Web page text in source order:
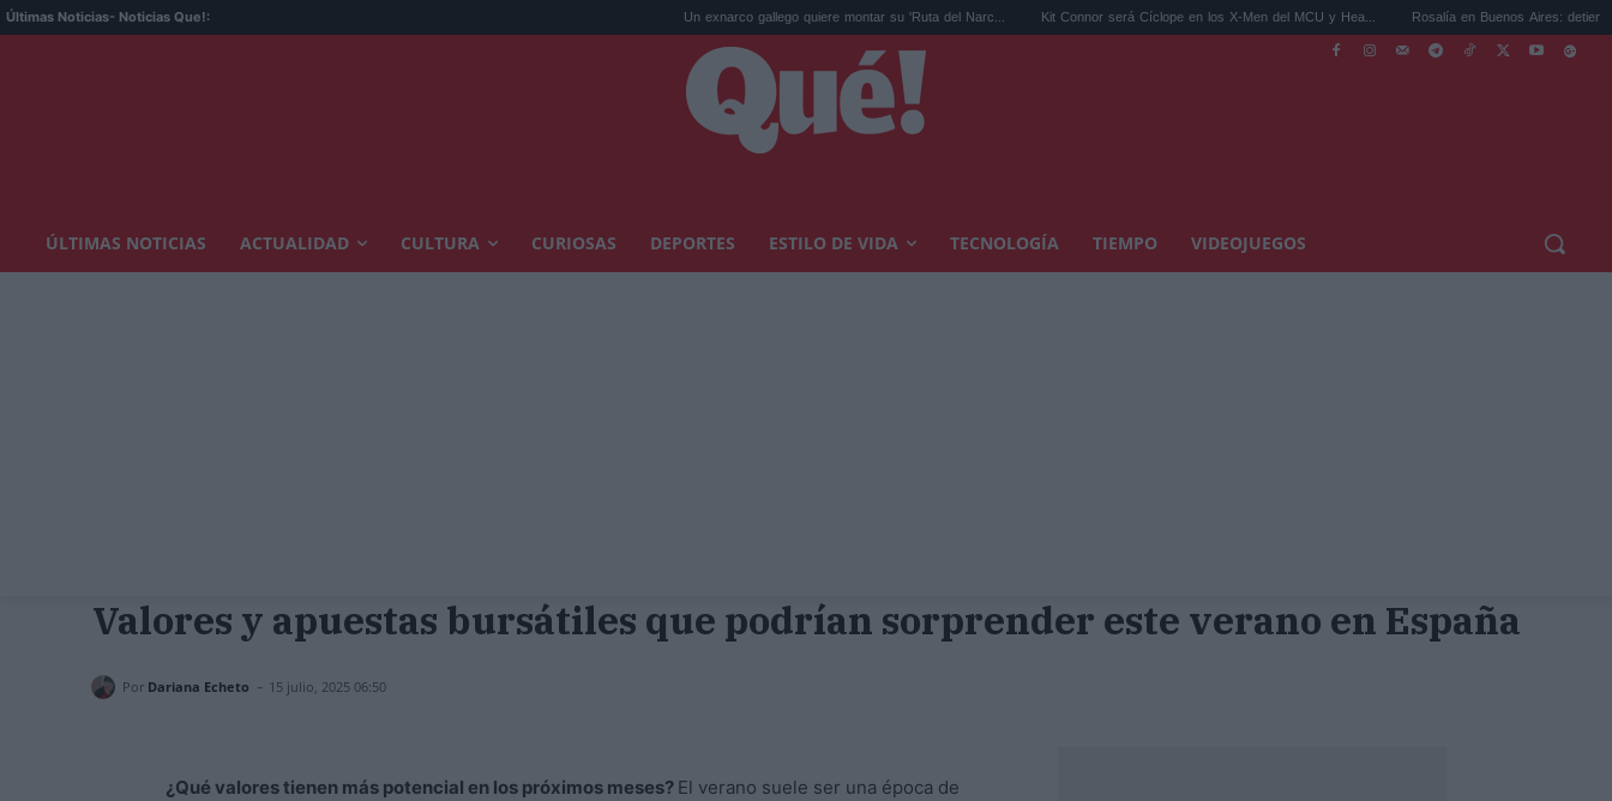
Últimas Noticias- Noticias Que!: Un exnarco gallego quiere montar su 'Ruta del Narc... Kit Connor será Cíclope en los X-Men del MCU y Hea... Rosalía en Buenos Aires: detiene el tráfico y
ÚLTIMAS NOTICIAS ACTUALIDAD CULTURA CURIOSAS DEPORTES ESTILO DE VIDA TECNOLOGÍA TIEMPO VIDEOJUEGOS
Valores y apuestas bursátiles que podrían sorprender este verano en España
Por Dariana Echeto - 15 julio, 2025 06:50
¿Qué valores tienen más potencial en los próximos meses? El verano suele ser una época de